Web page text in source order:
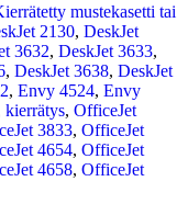
mustekasetti tai
2130, DeskJet
3632, DeskJet 3633,
, DeskJet 3638, DeskJet
, Envy 4524, Envy
kierrätys, OfficeJet
3833, OfficeJet
4654, OfficeJet
4658, OfficeJet